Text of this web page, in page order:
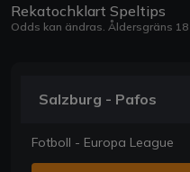
Rekatochklart Speltips
Odds kan ändras. Åldersgräns 18
Salzburg - Pafos
Fotboll - Europa League